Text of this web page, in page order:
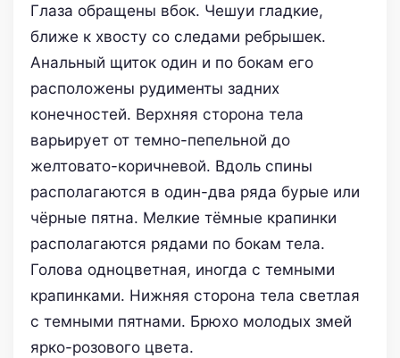
Глаза обращены вбок. Чешуи гладкие,
ближе к хвосту со следами ребрышек.
Анальный щиток один и по бокам его
расположены рудименты задних
конечностей. Верхняя сторона тела
варьирует от темно-пепельной до
желтовато-коричневой. Вдоль спины
располагаются в один-два ряда бурые или
чёрные пятна. Мелкие тёмные крапинки
располагаются рядами по бокам тела.
Голова одноцветная, иногда с темными
крапинками. Нижняя сторона тела светлая
с темными пятнами. Брюхо молодых змей
ярко-розового цвета.